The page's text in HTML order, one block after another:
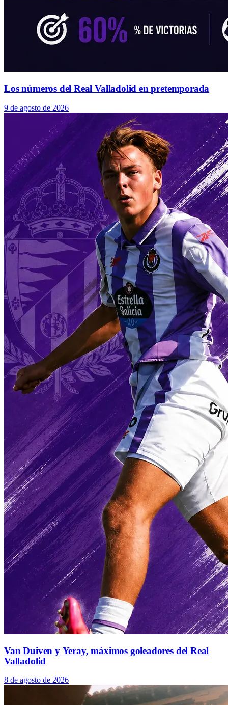
Los números del Real Valladolid en pretemporada
9 de agosto de 2026
Van Duiven y Yeray, máximos goleadores del Real
Valladolid
8 de agosto de 2026